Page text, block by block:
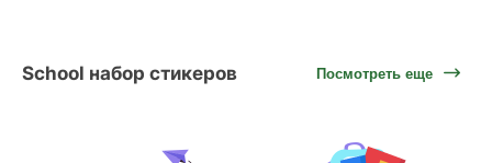
School набор стикеров Посмотреть еще